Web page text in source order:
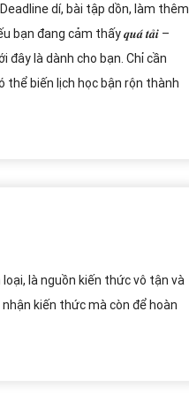
dí, bài tập dồn, làm thêm
bạn đang cảm thấy 𝒒𝒖𝒂́ 𝒕𝒂̉𝒊 –
đây là dành cho bạn. Chỉ cần
thể biến lịch học bận rộn thành
là nguồn kiến thức vô tận và
kiến thức mà còn để hoàn